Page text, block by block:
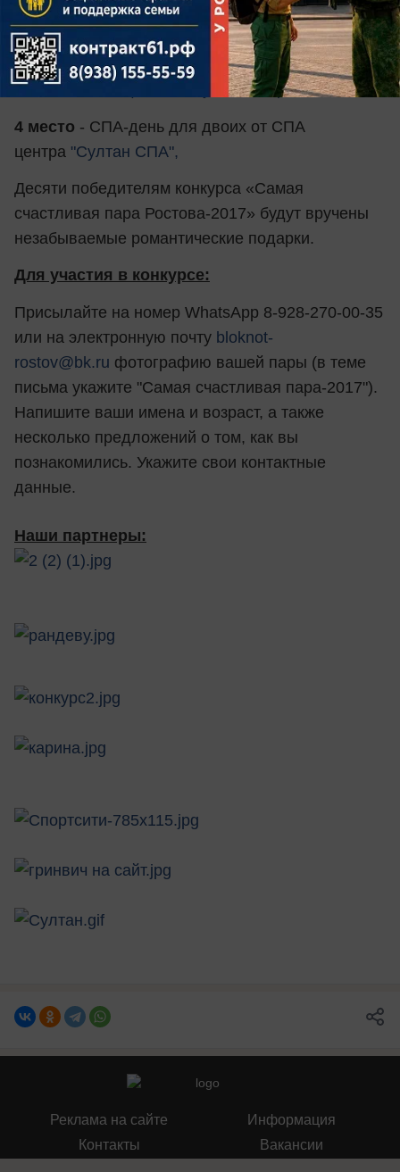
таж", сертификат на посещение аква-
зоны"Greenwich-park" , подарочный сертификат
"Trip Smart" на сумму 2000 рублей+3 гостевых
визита от
сети фитнес клубов "СпортСити".
4 место - СПА-день для двоих от СПА
центра "Султан СПА",
Десяти победителям конкурса «Самая
счастливая пара Ростова-2017» будут вручены
незабываемые романтические подарки.
Для участия в конкурсе:
Присылайте на номер WhatsApp 8-928-270-00-35
или на электронную почту bloknot-
rostov@bk.ru фотографию вашей пары (в теме
письма укажите "Самая счастливая пара-2017").
Напишите ваши имена и возраст, а также
несколько предложений о том, как вы
познакомились. Укажите свои контактные
данные.
Наши партнеры:
Реклама на сайте
Контакты
Информация
Вакансии